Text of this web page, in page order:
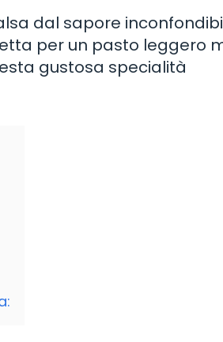
dal sapore
per un pasto leggero
gustosa specialità